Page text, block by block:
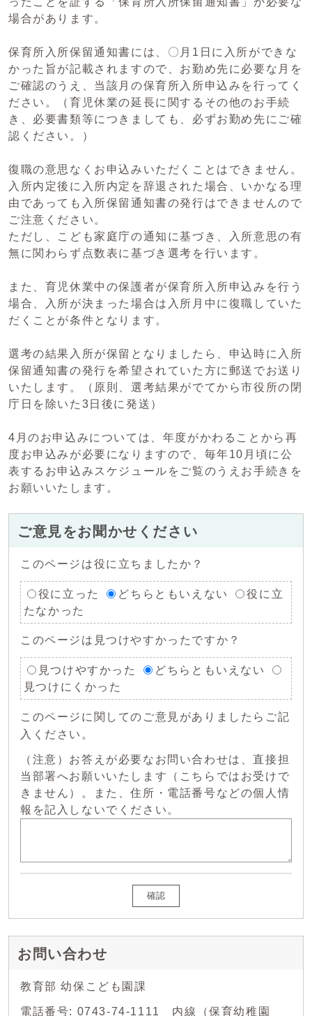
場合があります。
保育所入所保留通知書には、〇月1日に入所ができな
かった旨が記載されますので、お勤め先に必要な月を
ご確認のうえ、当該月の保育所入所申込みを行ってく
ださい。（育児休業の延長に関するその他のお手続
き、必要書類等につきましても、必ずお勤め先にご確
認ください。）
復職の意思なくお申込みいただくことはできません。
入所内定後に入所内定を辞退された場合、いかなる理
由であっても入所保留通知書の発行はできませんので
ご注意ください。
ただし、こども家庭庁の通知に基づき、入所意思の有
無に関わらず点数表に基づき選考を行います。
また、育児休業中の保護者が保育所入所申込みを行う
場合、入所が決まった場合は入所月中に復職していた
だくことが条件となります。
選考の結果入所が保留となりましたら、申込時に入所
保留通知書の発行を希望されていた方に郵送でお送り
いたします。（原則、選考結果がでてから市役所の閉
庁日を除いた3日後に発送）
4月のお申込みについては、年度がかわることから再
度お申込みが必要になりますので、毎年10月頃に公
表するお申込みスケジュールをご覧のうえお手続きを
お願いいたします。
ご意見をお聞かせください
このページは役に立ちましたか？
役に立った どちらともいえない
役に立
たなかった
このページは見つけやすかったですか？
見つけやすかった
どちらともいえない
見つけにくかった
このページに関してのご意見がありましたらご記
入ください。
（注意）お答えが必要なお問い合わせは、直接担
当部署へお願いいたします（こちらではお受けで
きません）。また、住所・電話番号などの個人情
報を記入しないでください。
確認
お問い合わせ
教育部 幼保こども園課
電話番号: 0743-74-1111 内線（保育幼稚園